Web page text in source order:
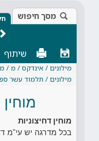
מסך חיפוש
שיתוף
מילונים / אינדקס / מ /
מילונים / תלמוד עשר
מוחין דחיצוניות
בכל מדרגה יש עי"מ